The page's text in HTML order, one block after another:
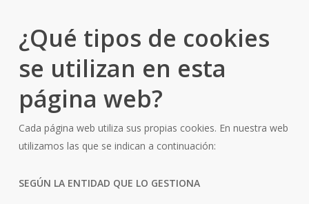
¿Qué tipos de cookies
se utilizan en esta
página web?
Cada página web utiliza sus propias cookies. En nuestra web
utilizamos las que se indican a continuación:
SEGÚN LA ENTIDAD QUE LO GESTIONA